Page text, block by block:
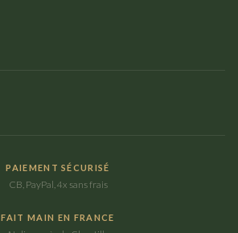
PAIEMENT SÉCURISÉ
CB, PayPal, 4x sans frais
FAIT MAIN EN FRANCE